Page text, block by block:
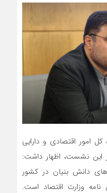
امور اقتصادی و دارایی
نشست، اظهار داشت:
دانش بنیان در کشور
وزارت اقتصاد است.